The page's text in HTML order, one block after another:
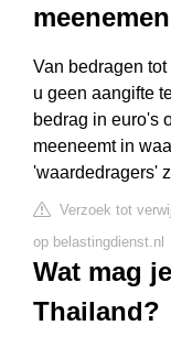
Van bedragen
u geen aangifte
bedrag in euro's
meeneemt in
'waardedragers'
Verzoek tot
op belastingdienst.nl
Wat mag
Thailand?